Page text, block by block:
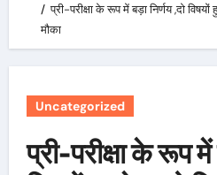
प्री-परीक्षा के रूप में बड़ा निर्णय ,दो
मौका
Uncategorized
प्री-परीक्षा के रूप में